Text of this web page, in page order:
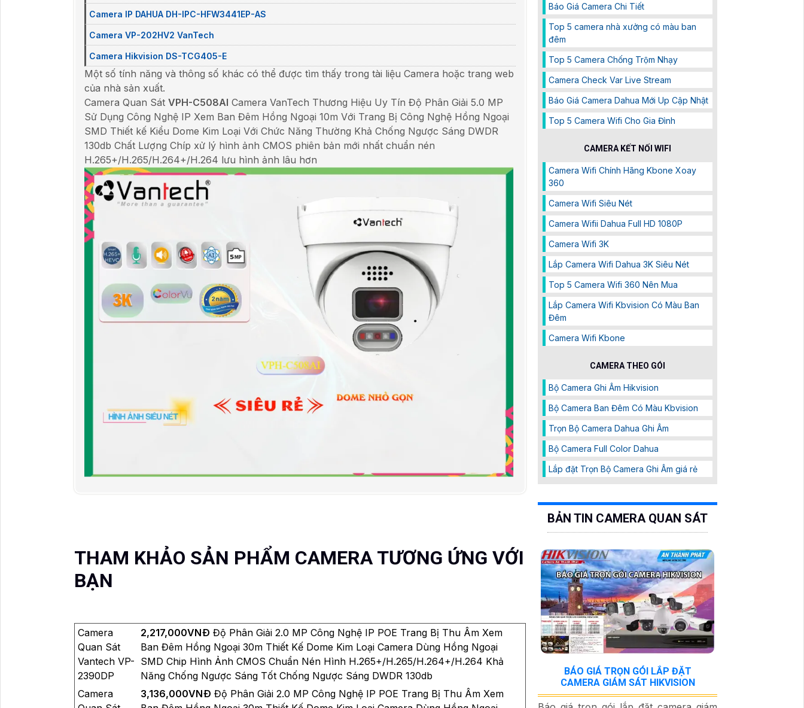
Camera IP DAHUA DH-IPC-HFW3441EP-AS
Camera VP-202HV2 VanTech
Camera Hikvision DS-TCG405-E
Một số tính năng và thông số khác có thể được tìm thấy trong tài liệu Camera hoặc trang web
của nhà sản xuất.
Camera Quan Sát VPH-C508AI Camera VanTech Thương Hiệu Uy Tín Độ Phân Giải 5.0 MP
Sử Dụng Công Nghệ IP Xem Ban Đêm Hồng Ngoại 10m Với Trang Bị Công Nghệ Hồng Ngoại
SMD Thiết kế Kiểu Dome Kim Loại Với Chức Năng Thường Khả Chống Ngược Sáng DWDR
130db Chất Lượng Chíp xử lý hình ảnh CMOS phiên bản mới nhất chuẩn nén
H.265+/H.265/H.264+/H.264 lưu hình ảnh lâu hơn
THAM KHẢO SẢN PHẨM CAMERA TƯƠNG ỨNG VỚI
BẠN
Camera
Quan Sát
Vantech VP-
2390DP
2,217,000VNÐ Độ Phân Giải 2.0 MP Công Nghệ IP POE Trang Bị Thu Âm Xem
Ban Đêm Hồng Ngoại 30m Thiết Kế Dome Kim Loại Camera Dùng Hồng Ngoại
SMD Chip Hình Ảnh CMOS Chuẩn Nén Hình H.265+/H.265/H.264+/H.264 Khả
Năng Chống Ngược Sáng Tốt Chống Ngược Sáng DWDR 130db
Camera
3,136,000VNÐ Độ Phân Giải 2.0 MP Công Nghệ IP POE Trang Bị Thu Âm Xem
Báo Giá Camera Chi Tiết
Top 5 camera nhà xưởng có màu ban
đêm
Top 5 Camera Chống Trộm Nhạy
Camera Check Var Live Stream
Báo Giá Camera Dahua Mới Up Cập Nhật
Top 5 Camera Wifi Cho Gia Đình
CAMERA KẾT NỐI WIFI
Camera Wifi Chính Hãng Kbone Xoay
360
Camera Wifi Siêu Nét
Camera Wifii Dahua Full HD 1080P
Camera Wifi 3K
Lắp Camera Wifi Dahua 3K Siêu Nét
Top 5 Camera Wifi 360 Nên Mua
Lắp Camera Wifi Kbvision Có Màu Ban
Đêm
Camera Wifi Kbone
CAMERA THEO GÓI
Bộ Camera Ghi Âm Hikvision
Bộ Camera Ban Đêm Có Màu Kbvision
Trọn Bộ Camera Dahua Ghi Âm
Bộ Camera Full Color Dahua
Lắp đặt Trọn Bộ Camera Ghi Âm giá rẻ
BẢN TIN CAMERA QUAN SÁT
BÁO GIÁ TRỌN GÓI LẮP ĐẶT
CAMERA GIÁM SÁT HIKVISION